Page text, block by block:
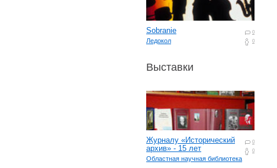
0
0
Sobranie
Ледокол
Выставки
0
0
Журналу «Исторический
архив» - 15 лет
Областная научная библиотека